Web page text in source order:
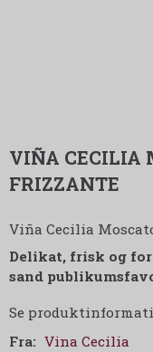
VIÑA CECILIA
FRIZZANTE
Viña Cecilia
Delikat, frisk og
sand
Se
Fra: Vina Cecilia